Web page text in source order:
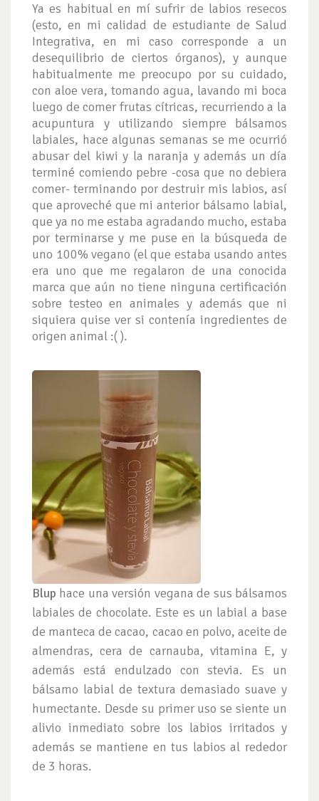
Ya es habitual en mí sufrir de labios resecos
(esto, en mi calidad de estudiante de Salud
Integrativa, en mi caso corresponde a un
desequilibrio de ciertos órganos), y aunque
habitualmente me preocupo por su cuidado,
con aloe vera, tomando agua, lavando mi boca
luego de comer frutas cítricas, recurriendo a la
acupuntura y utilizando siempre bálsamos
labiales, hace algunas semanas se me ocurrió
abusar del kiwi y la naranja y además un día
terminé comiendo pebre -cosa que no debiera
comer- terminando por destruir mis labios, así
que aproveché que mi anterior bálsamo labial,
que ya no me estaba agradando mucho, estaba
por terminarse y me puse en la búsqueda de
uno 100% vegano (el que estaba usando antes
era uno que me regalaron de una conocida
marca que aún no tiene ninguna certificación
sobre testeo en animales y además que ni
siquiera quise ver si contenía ingredientes de
origen animal :( ).
Blup hace una versión vegana de sus bálsamos
labiales de chocolate. Este es un labial a base
de manteca de cacao, cacao en polvo, aceite de
almendras, cera de carnauba, vitamina E, y
además está endulzado con stevia. Es un
bálsamo labial de textura demasiado suave y
humectante. Desde su primer uso se siente un
alivio inmediato sobre los labios irritados y
además se mantiene en tus labios al rededor
de 3 horas.